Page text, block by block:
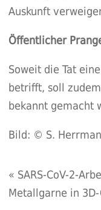
Auskunft
Öffentlicher
Soweit die Tat
betrifft, soll
bekannt gemacht
Bild: © S.
« SARS-CoV-2-
Metallgarne in